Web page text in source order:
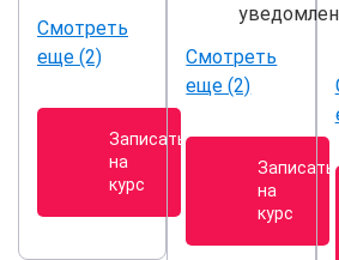
Смотреть
еще (2)
Записаться
на
курс
Смотреть
еще (2)
на
курс